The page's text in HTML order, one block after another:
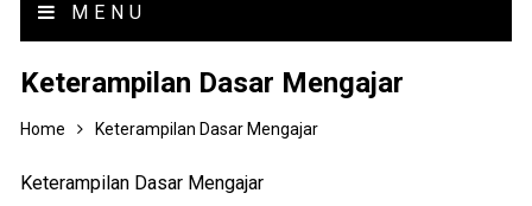
MENU
Keterampilan Dasar Mengajar
Home Keterampilan Dasar Mengajar
Keterampilan Dasar Mengajar